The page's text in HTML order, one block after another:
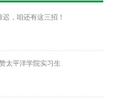
，咱还有这三招！
太平洋学院实习生